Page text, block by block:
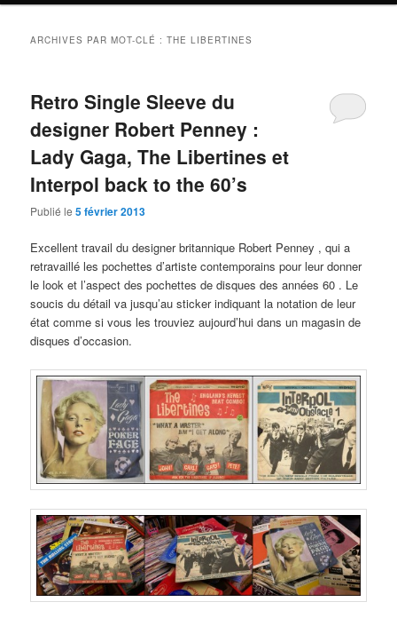
ARCHIVES PAR MOT-CLÉ :THE LIBERTINES
Retro Single Sleeve du
designer Robert Penney :
Lady Gaga, The Libertines et
Interpol back to the 60’s
Publié le5 février 2013
Excellent travail du designer britannique Robert Penney , qui a
retravaillé les pochettes d’artiste contemporains pour leur donner
le look et l’aspect des pochettes de disques des années 60 . Le
soucis du détail va jusqu’au sticker indiquant la notation de leur
état comme si vous les trouviez aujourd’hui dans un magasin de
disques d’occasion.